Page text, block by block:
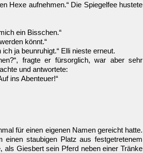
Hexe aufnehmen.“ Die Spiegelfee hustete
ein Bisschen.“
könnt.“
ja beunruhigt.“ Elli nieste erneut.
fragte er fürsorglich, war aber sehr
und antwortete:
ins Abenteuer!“
für einen eigenen Namen gereicht hatte.
einen staubigen Platz aus festgetretenem
als Giesbert sein Pferd neben einer Tränke